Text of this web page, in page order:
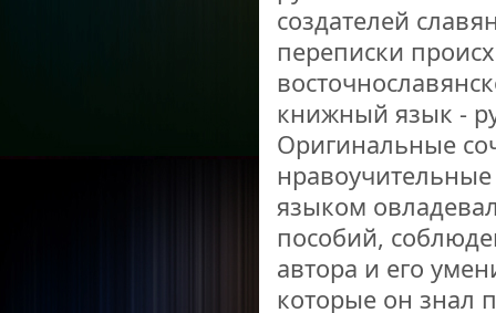
создателей
переписки
книжный язык -
Оригинальные
языком
пособий,
автора и его
которые он знал